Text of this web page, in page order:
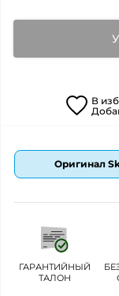
В
Оригинал
ГАРАНТИЙНЫЙ
ТАЛОН